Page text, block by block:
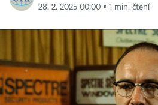
28. 2. 2025 00:00 ▪ 1 min. čtení